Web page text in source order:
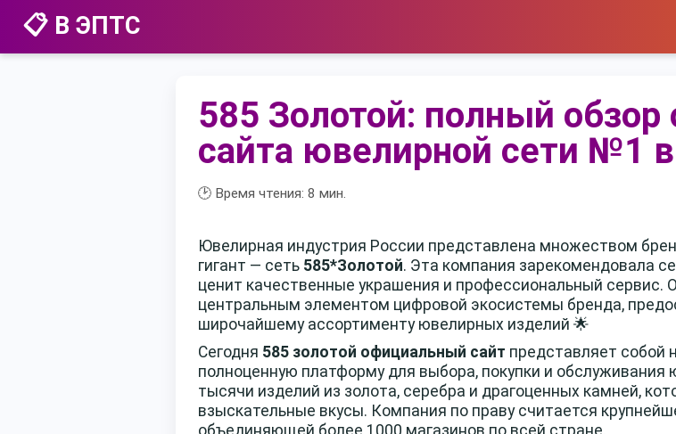
📋 В ЭПТС
585 Золотой: полный обзор
сайта ювелирной сети №1
🕑 Время чтения: 8 мин.
Ювелирная индустрия России представлена множеством
гигант — сеть 585*Золотой. Эта компания зарекомендовала
ценит качественные украшения и профессиональный сервис.
центральным элементом цифровой экосистемы бренда,
широчайшему ассортименту ювелирных изделий 🌟
Сегодня 585 золотой официальный сайт представляет собой
полноценную платформу для выбора, покупки и
тысячи изделий из золота, серебра и драгоценных камней,
взыскательные вкусы. Компания по праву считается
объединяющей более 1000 магазинов по всей стране.